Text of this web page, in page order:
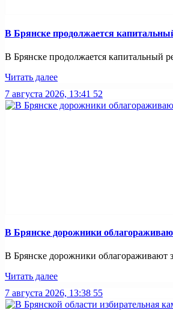
В Брянске продолжается
В Брянске продолжается капитальный
Читать далее
7 августа 2026, 13:41 52
В Брянске дорожники
В Брянске дорожники облагораживают
Читать далее
7 августа 2026, 13:38 55